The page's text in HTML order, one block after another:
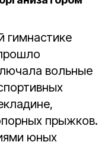
гимнастике
вольные
прыжков.
юных